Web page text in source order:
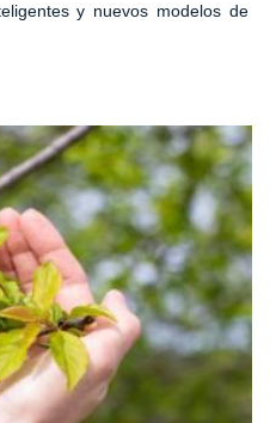
y nuevos modelos de